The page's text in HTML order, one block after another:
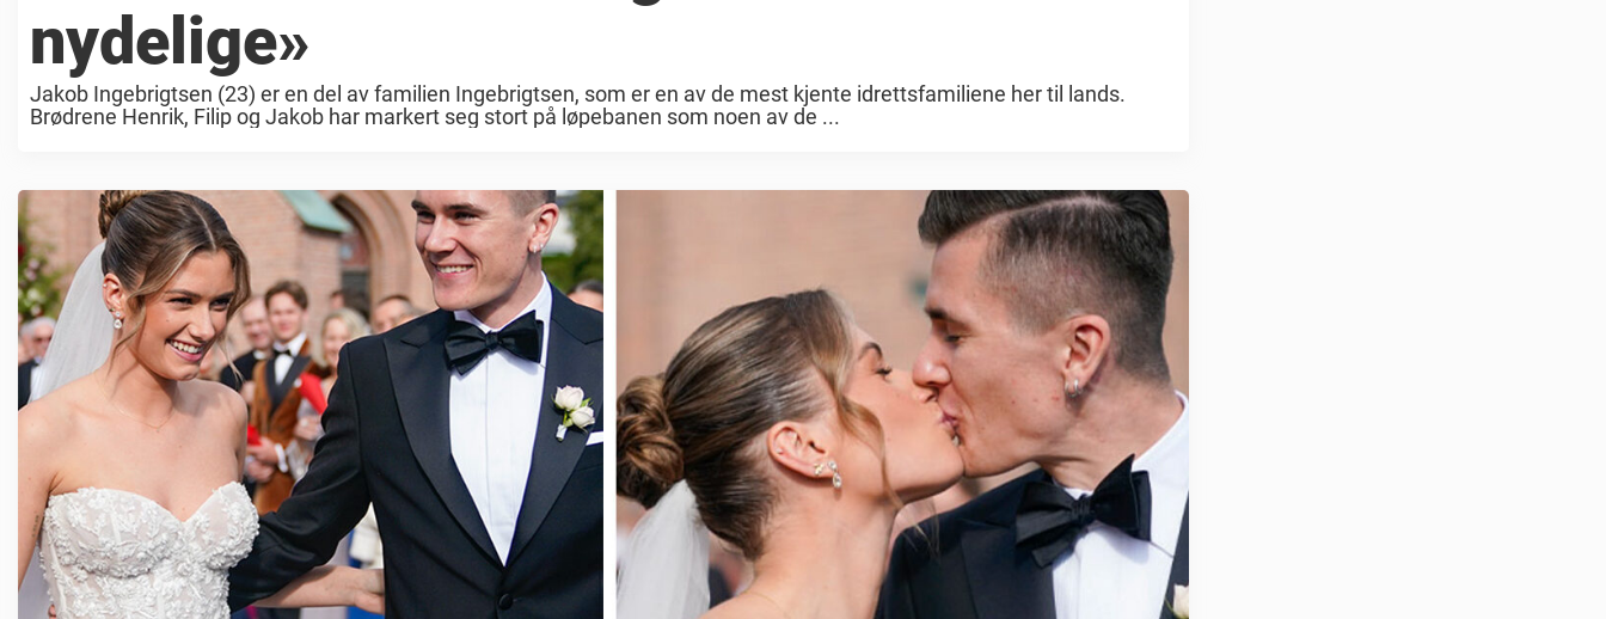
nydelige»
Jakob Ingebrigtsen (23) er en del av familien Ingebrigtsen, som er en av de mest kjente idrettsfamiliene her til lands.
Brødrene Henrik, Filip og Jakob har markert seg stort på løpebanen som noen av de ...